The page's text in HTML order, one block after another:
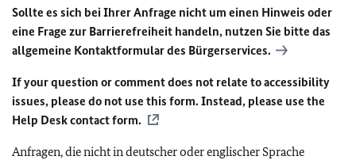
Sollte es sich bei Ihrer Anfrage nicht um einen Hinweis oder
eine Frage zur Barrierefreiheit handeln, nutzen Sie bitte das
allgemeine Kontaktformular des Bürgerservices.
If your question or comment does not relate to accessibility
issues, please do not use this form. Instead, please use the
Help Desk contact form.
Anfragen, die nicht in deutscher oder englischer Sprache